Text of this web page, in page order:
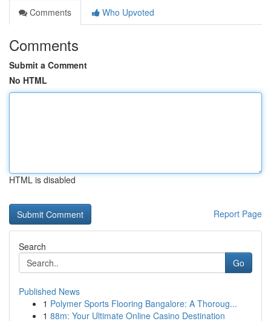
Comments
Who Upvoted
Comments
Submit a Comment
No HTML
HTML is disabled
Report Page
Search
Go
Published News
1 Polymer Sports Flooring Bangalore: A Thoroug...
1 88m: Your Ultimate Online Casino Destination